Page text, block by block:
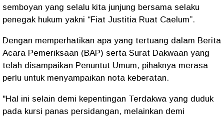
semboyan yang selalu kita junjung bersama selaku
penegak hukum yakni “Fiat Justitia Ruat Caelum”.
Dengan memperhatikan apa yang tertuang dalam Berita
Acara Pemeriksaan (BAP) serta Surat Dakwaan yang
telah disampaikan Penuntut Umum, pihaknya merasa
perlu untuk menyampaikan nota keberatan.
"Hal ini selain demi kepentingan Terdakwa yang duduk
pada kursi panas persidangan, melainkan demi